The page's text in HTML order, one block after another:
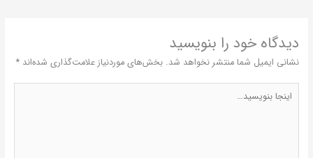
دیدگاه‌ خود را بنویسید
نشانی ایمیل شما منتشر نخواهد شد. بخش‌های موردنیاز علامت‌گذاری شده‌اند *
بنویسید…